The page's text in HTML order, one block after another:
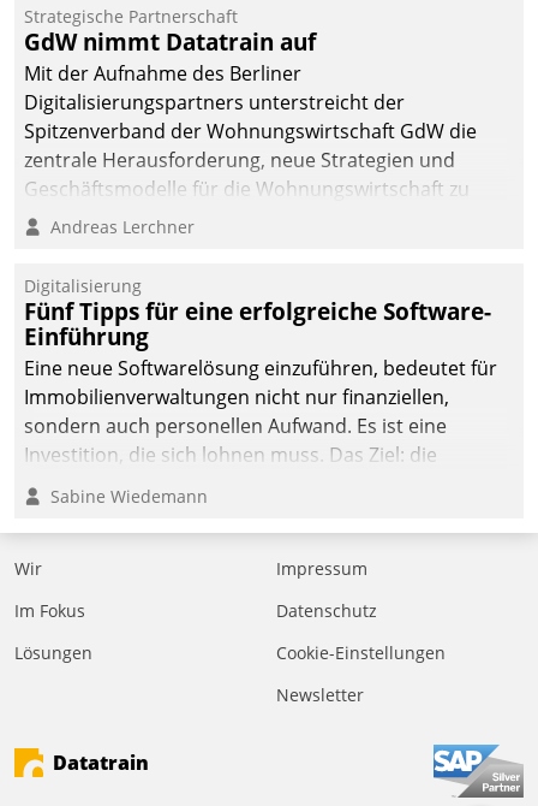
Dialogführung ermöglicht
dem externen
Serviceteam, Anrufe von
Mietenden zügiger und
effizienter zu bearbeiten.
Strategische Partnerschaft
GdW nimmt Datatrain auf
Mit der Aufnahme des Berliner
Digitalisierungspartners unterstreicht der
Spitzenverband der Wohnungswirtschaft GdW die
zentrale Herausforderung, neue Strategien und
Geschäftsmodelle für die Wohnungswirtschaft zu
entwickeln.
Andreas Lerchner
Digitalisierung
Fünf Tipps für eine erfolgreiche Software-
Einführung
Eine neue Softwarelösung einzuführen, bedeutet für
Immobilienverwaltungen nicht nur finanziellen,
sondern auch personellen Aufwand. Es ist eine
Investition, die sich lohnen muss. Das Ziel: die
nachhaltige Optimierung der Geschäftsabläufe. Damit
dieses Ziel erreicht wird, sollten einige Grundregeln
befolgt werden.
Sabine Wiedemann
Wir
Im Fokus
Lösungen
Impressum
Datenschutz
Cookie-Einstellungen
Newsletter
Datatrain